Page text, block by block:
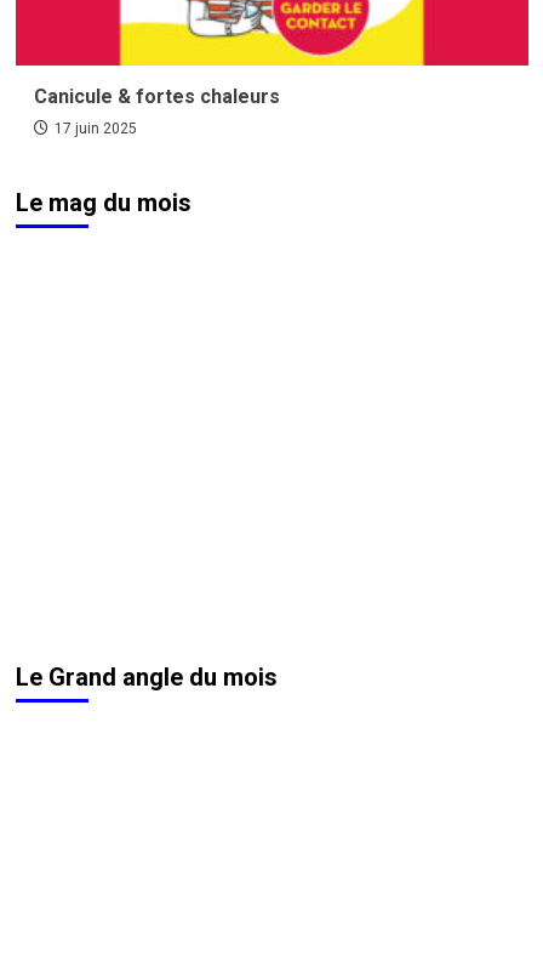
Canicule & fortes chaleurs
17 juin 2025
Le mag du mois
Le Grand angle du mois